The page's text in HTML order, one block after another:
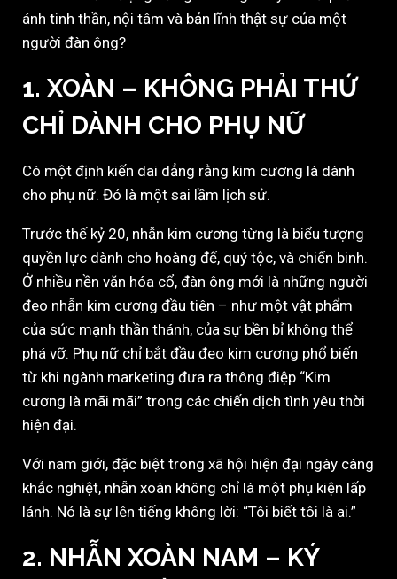
ánh tinh thần, nội tâm và bản lĩnh thật sự của một
người đàn ông?
1. XOÀN – KHÔNG PHẢI THỨ
CHỈ DÀNH CHO PHỤ NỮ
Có một định kiến dai dẳng rằng kim cương là dành
cho phụ nữ. Đó là một sai lầm lịch sử.
Trước thế kỷ 20, nhẫn kim cương từng là biểu tượng
quyền lực dành cho hoàng đế, quý tộc, và chiến binh.
Ở nhiều nền văn hóa cổ, đàn ông mới là những người
đeo nhẫn kim cương đầu tiên – như một vật phẩm
của sức mạnh thần thánh, của sự bền bỉ không thể
phá vỡ. Phụ nữ chỉ bắt đầu đeo kim cương phổ biến
từ khi ngành marketing đưa ra thông điệp “Kim
cương là mãi mãi” trong các chiến dịch tình yêu thời
hiện đại.
Với nam giới, đặc biệt trong xã hội hiện đại ngày càng
khắc nghiệt, nhẫn xoàn không chỉ là một phụ kiện lấp
lánh. Nó là sự lên tiếng không lời: “Tôi biết tôi là ai.”
2. NHẪN XOÀN NAM – KÝ